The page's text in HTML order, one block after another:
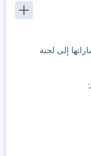
إلى لجنة